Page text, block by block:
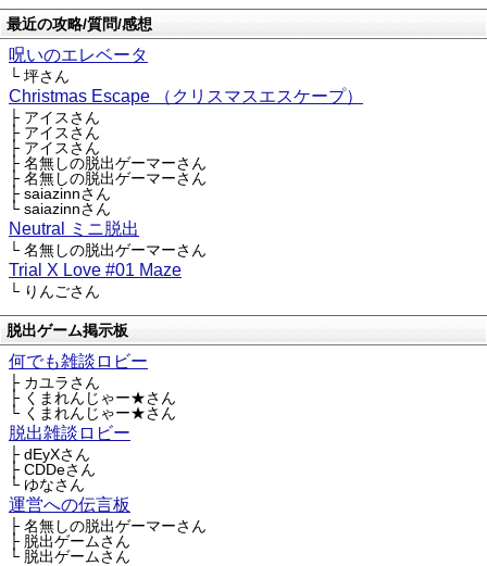
最近の攻略/質問/感想
呪いのエレベータ
└ 坪さん
Christmas Escape （クリスマスエスケープ）
├ アイスさん
├ アイスさん
├ アイスさん
├ 名無しの脱出ゲーマーさん
├ 名無しの脱出ゲーマーさん
├ saiazinnさん
└ saiazinnさん
Neutral ミニ脱出
└ 名無しの脱出ゲーマーさん
Trial X Love #01 Maze
└ りんごさん
脱出ゲーム掲示板
何でも雑談ロビー
├ カユラさん
├ くまれんじゃー★さん
└ くまれんじゃー★さん
脱出雑談ロビー
├ dEyXさん
├ CDDeさん
└ ゆなさん
運営への伝言板
├ 名無しの脱出ゲーマーさん
├ 脱出ゲームさん
└ 脱出ゲームさん